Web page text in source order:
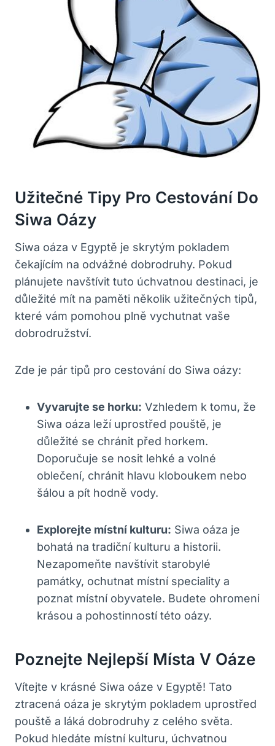
Užitečné Tipy Pro Cestování Do
Siwa Oázy
Siwa oáza v Egyptě je skrytým pokladem
čekajícím na odvážné dobrodruhy. Pokud
plánujete navštívit tuto úchvatnou destinaci, je
důležité mít na paměti několik užitečných tipů,
které vám pomohou plně vychutnat vaše
dobrodružství.
Zde je pár tipů pro cestování do Siwa oázy:
Vyvarujte se horku: Vzhledem k tomu, že
Siwa oáza leží uprostřed pouště, je
důležité se chránit před horkem.
Doporučuje se nosit lehké a volné
oblečení, chránit hlavu kloboukem nebo
šálou a pít hodně vody.
Explorejte místní kulturu: Siwa oáza je
bohatá na tradiční kulturu a historii.
Nezapomeňte navštívit starobylé
památky, ochutnat místní speciality a
poznat místní obyvatele. Budete ohromeni
krásou a pohostinností této oázy.
Poznejte Nejlepší Místa V Oáze
Vítejte v krásné Siwa oáze v Egyptě! Tato
ztracená oáza je skrytým pokladem uprostřed
pouště a láká dobrodruhy z celého světa.
Pokud hledáte místní kulturu, úchvatnou